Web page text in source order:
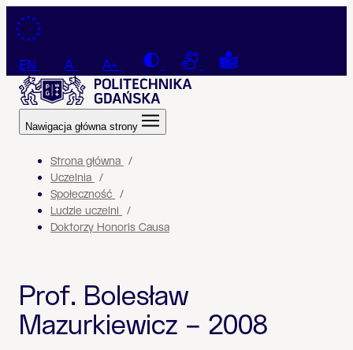
Przejdź do treści
EN A A+ Contrast Connection with a sign
Tekst łatwy do
Nawigacja główna strony
Strona główna
Uczelnia
Społeczność
Ludzie uczelni
Doktorzy Honoris Causa
Prof. Bolesław
Mazurkiewicz – 2008